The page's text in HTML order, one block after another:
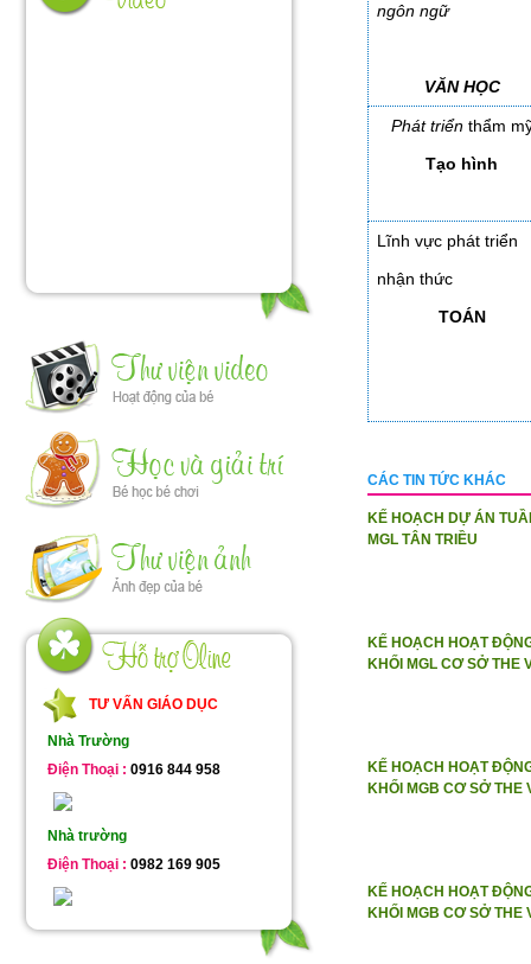
TƯ VẤN GIÁO DỤC
Nhà Trường
Điện Thoại : 0916 844 958
Nhà trường
Điện Thoại : 0982 169 905
ngôn ngữ
VĂN HỌC
Phát triển thẩm
Tạo hình
Lĩnh vực phát triển
nhận thức
TOÁN
CÁC TIN TỨC KHÁC
KẾ HOẠCH DỰ ÁN
MGL TÂN TRIỀU
KẾ HOẠCH HOẠT
KHỐI MGL CƠ SỞ THE
KẾ HOẠCH HOẠT
KHỐI MGB CƠ SỞ THE
KẾ HOẠCH HOẠT
KHỐI MGB CƠ SỞ THE